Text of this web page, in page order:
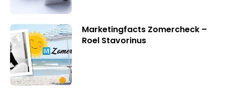
Marketingfacts Zomercheck –
Roel Stavorinus